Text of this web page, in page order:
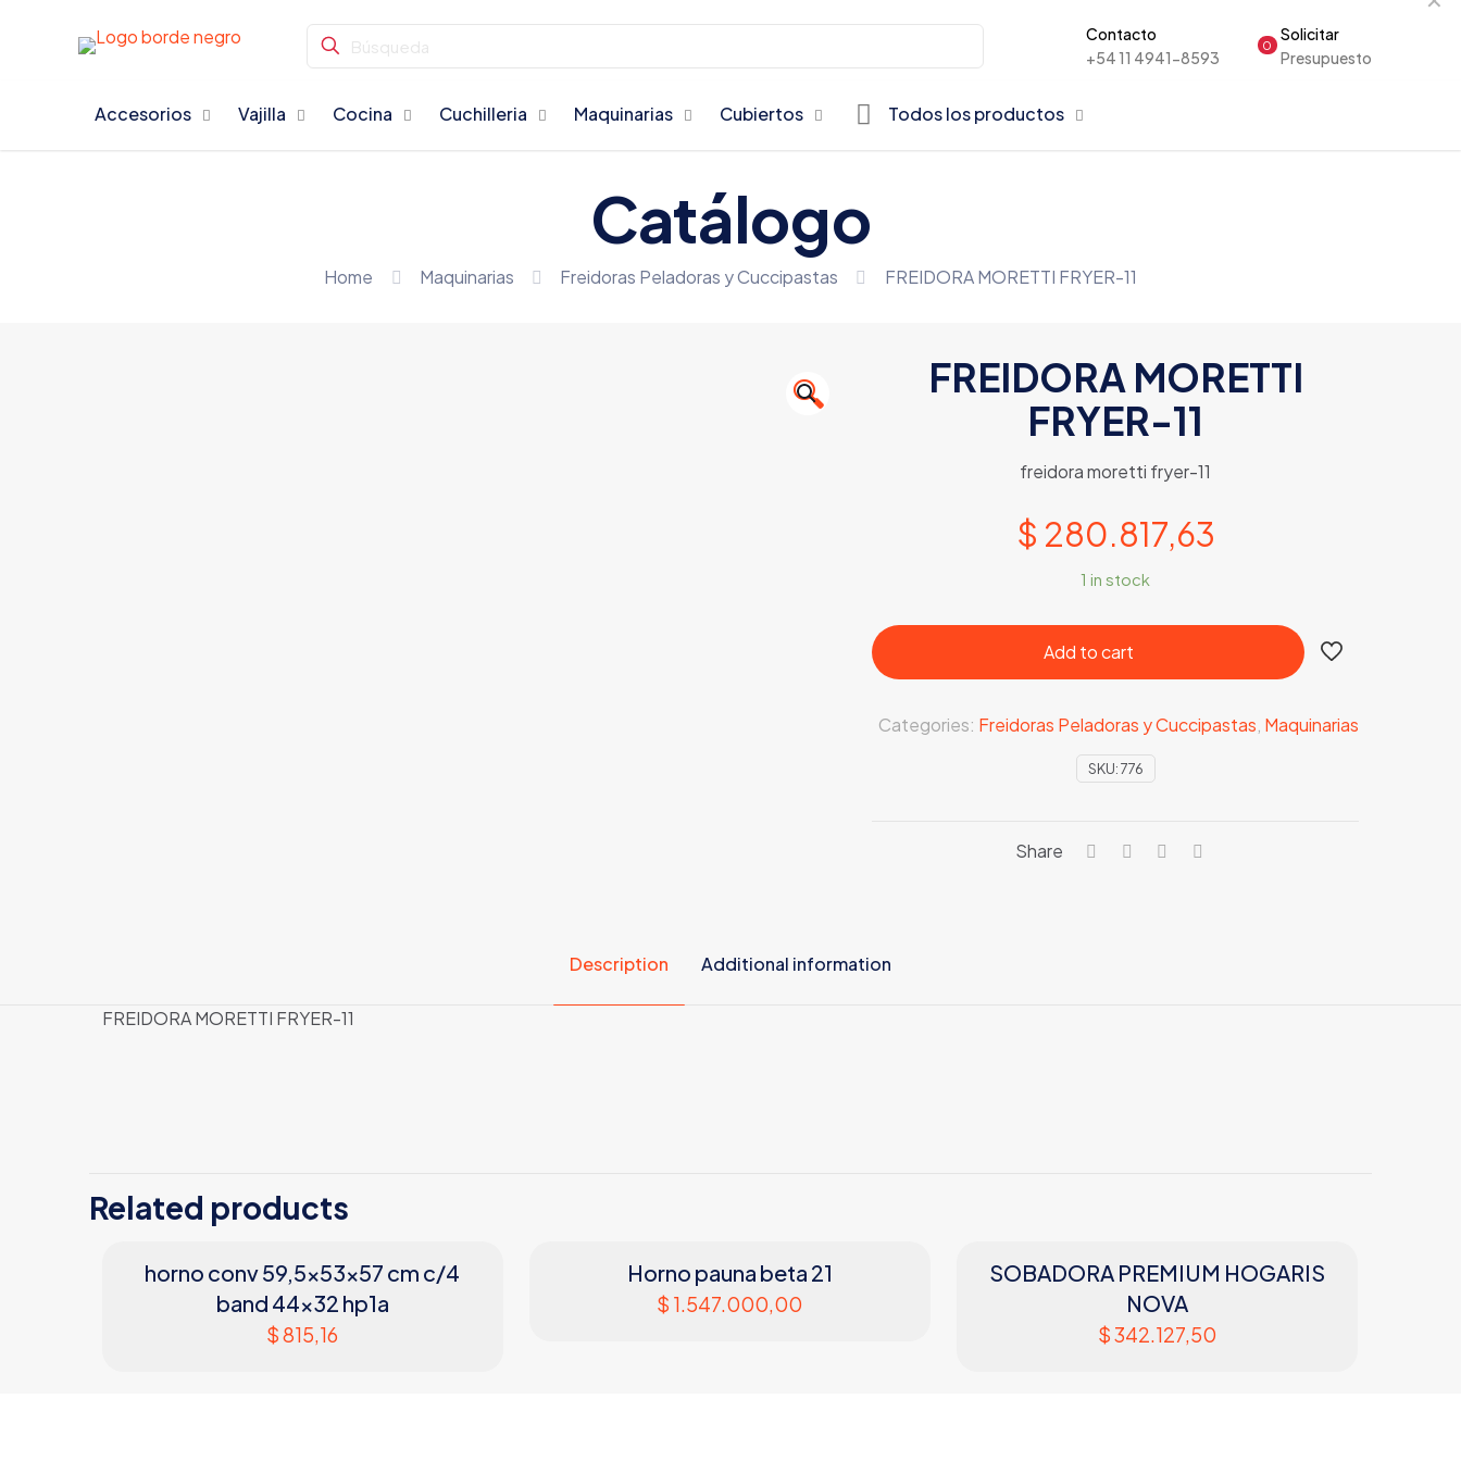
Contacto
+54 11 4941-8593
0
Solicitar
Presupuesto
Accesorios Vajilla Cocina Cuchilleria Maquinarias Cubiertos Todos los productos
Catálogo
Home Maquinarias Freidoras Peladoras y Cuccipastas FREIDORA MORETTI FRYER-11
🔍
FREIDORA MORETTI
FRYER-11
freidora moretti fryer-11
$ 280.817,63
1 in stock
Add to cart
SKU:776
Categories: Freidoras Peladoras y Cuccipastas Maquinarias
Share
Description Additional information
FREIDORA MORETTI FRYER-11
Related products
horno conv 59,5x53x57 cm c/4
band 44×32 hp1a
$815,16
Horno pauna beta 21
$ 1.547.000,00
SOBADORA PREMIUM HOGARIS
NOVA
$342.127,50